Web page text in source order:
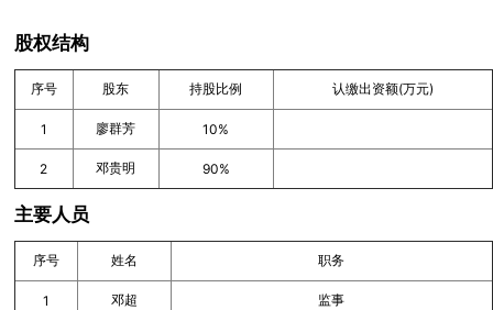
股权结构
序号 股东 持股比例 认缴出资额(万元)
1 廖群芳 10%
2 邓贵明 90%
主要人员
序号 姓名 职务
1 邓超 监事